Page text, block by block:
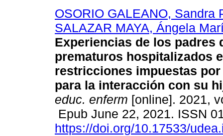
OSORIO GALEANO, Sandra
SALAZAR MAYA, Ángela
Experiencias de los padres
prematuros hospitalizados
restricciones impuestas por
para la interacción con su
educ. enferm [online]. 2021,
Epub June 22, 2021. ISSN
https://doi.org/10.17533/